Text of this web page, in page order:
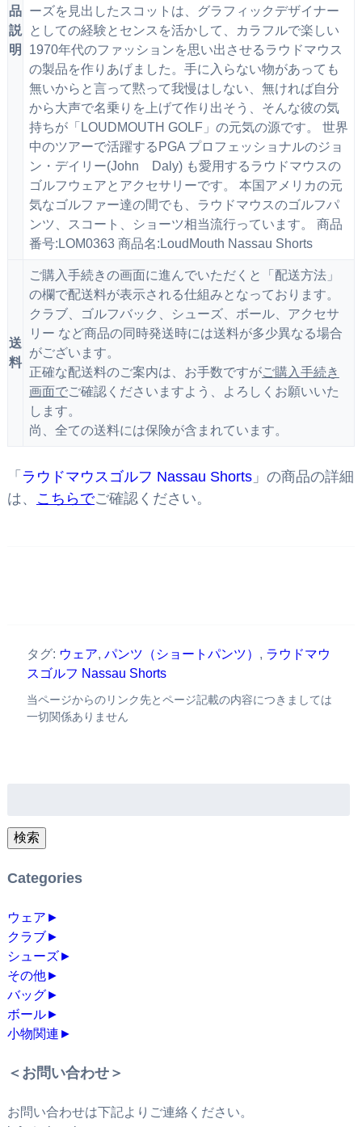
品
説
明
ーズを見出したスコットは、グラフィックデザイナー
としての経験とセンスを活かして、カラフルで楽しい
1970年代のファッションを思い出させるラウドマウス
の製品を作りあげました。手に入らない物があっても
無いからと言って黙って我慢はしない、無ければ自分
から大声で名乗りを上げて作り出そう、そんな彼の気
持ちが「LOUDMOUTH GOLF」の元気の源です。 世界
中のツアーで活躍するPGA プロフェッショナルのジョ
ン・デイリー(John Daly) も愛用するラウドマウスの
ゴルフウェアとアクセサリーです。 本国アメリカの元
気なゴルファー達の間でも、ラウドマウスのゴルフパ
ンツ、スコート、ショーツ相当流行っています。 商品
番号:LOM0363 商品名:LoudMouth Nassau Shorts
送
料
ご購入手続きの画面に進んでいただくと「配送方法」
の欄で配送料が表示される仕組みとなっております。
クラブ、ゴルフバック、シューズ、ボール、アクセサ
リー など商品の同時発送時には送料が多少異なる場合
がございます。
正確な配送料のご案内は、お手数ですがご購入手続き
画面でご確認くださいますよう、よろしくお願いいた
します。
尚、全ての送料には保険が含まれています。
「 ラウドマウスゴルフ Nassau Shorts」の商品の詳細
は、
こちらでご確認ください。
タグ: ウェア, パンツ（ショートパンツ） , ラウドマウ
スゴルフ Nassau Shorts
当ページからのリンク先とページ記載の内容につきましては
一切関係ありません
検索
Categories
ウェア ►
クラブ►
シューズ►
その他►
バッグ►
ボール►
小物関連 ►
＜お問い合わせ＞
お問い合わせは下記よりご連絡ください。